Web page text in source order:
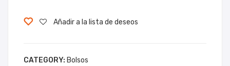
Añadir a la lista de deseos
CATEGORY: Bolsos